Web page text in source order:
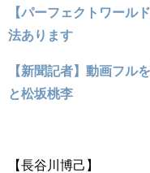
【パーフェクトワール
法あります
【新聞記者】動画フル
と松坂桃李
【長谷川博己】